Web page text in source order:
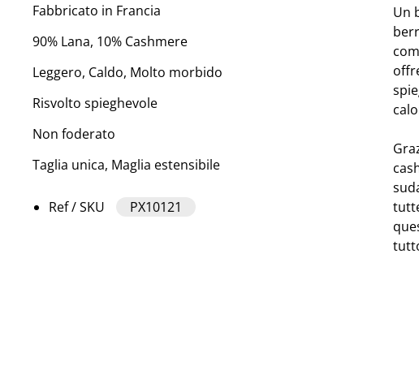
Fabbricato in Francia
90% Lana, 10% Cashmere
Leggero, Caldo, Molto morbido
Risvolto spieghevole
Non foderato
Taglia unica, Maglia estensibile
Ref / SKU PX10121
Un